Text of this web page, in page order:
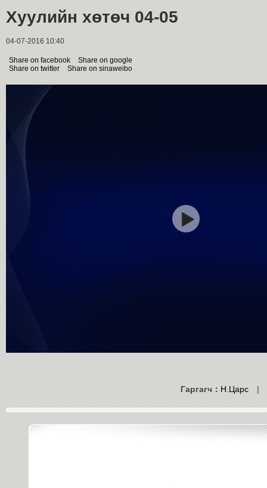
Хуулийн хөтөч 04-05
04-07-2016 10:40
Share on facebook
Share on google
Share on twitter
Share on sinaweibo
Гаргагч： Н.Царс |